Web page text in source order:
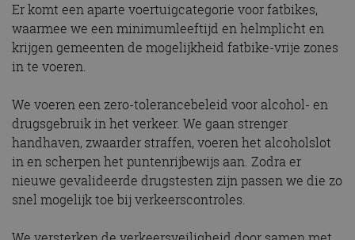
Er komt een aparte voertuigcategorie voor fatbikes,
waarmee we een minimumleeftijd en helmplicht en
krijgen gemeenten de mogelijkheid fatbike-vrije zones
in te voeren.
We voeren een zero-tolerancebeleid voor alcohol- en
drugsgebruik in het verkeer. We gaan strenger
handhaven, zwaarder straffen, voeren het alcoholslot
in en scherpen het puntenrijbewijs aan. Zodra er
nieuwe gevalideerde drugstesten zijn passen we die zo
snel mogelijk toe bij verkeerscontroles.